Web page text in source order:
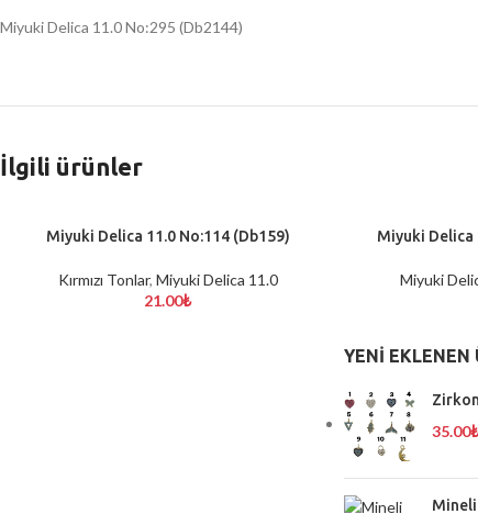
Miyuki Delica 11.0 No:295 (Db2144)
İlgili ürünler
SEPETE EKLE
Miyuki Delica 11.0 No:114 (Db159)
Kırmızı Tonlar, Miyuki Delica 11.0
21.00₺
SEPETE EKLE
Miyuki Delica
Miyuki
YENI EKLENEN
35.00₺
Mineli